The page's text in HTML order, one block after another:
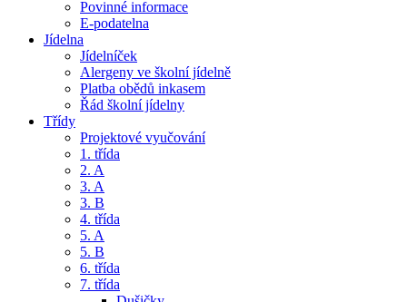
Povinné informace
E-podatelna
Jídelna
Jídelníček
Alergeny ve školní jídelně
Platba obědů inkasem
Řád školní jídelny
Třídy
Projektové vyučování
1. třída
2. A
3. A
3. B
4. třída
5. A
5. B
6. třída
7. třída